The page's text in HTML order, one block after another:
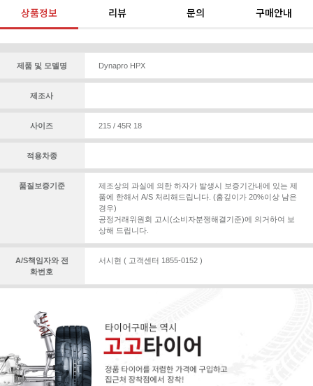
상품정보 리뷰 문의 구매안내
제품 및 모델명 Dynapro HPX
제조사
사이즈 215 / 45R 18
적용차종
품질보증기준
제조상의 과실에 의한 하자가 발생시 보증기간내에 있는 제
품에 한해서 A/S 처리해드립니다. (홈깊이가 20%이상 남은
경우)
공정거래위원회 고시(소비자분쟁해결기준)에 의거하여 보
상해 드립니다.
A/S책임자와 전
화번호
서시현 ( 고객센터 1855-0152 )